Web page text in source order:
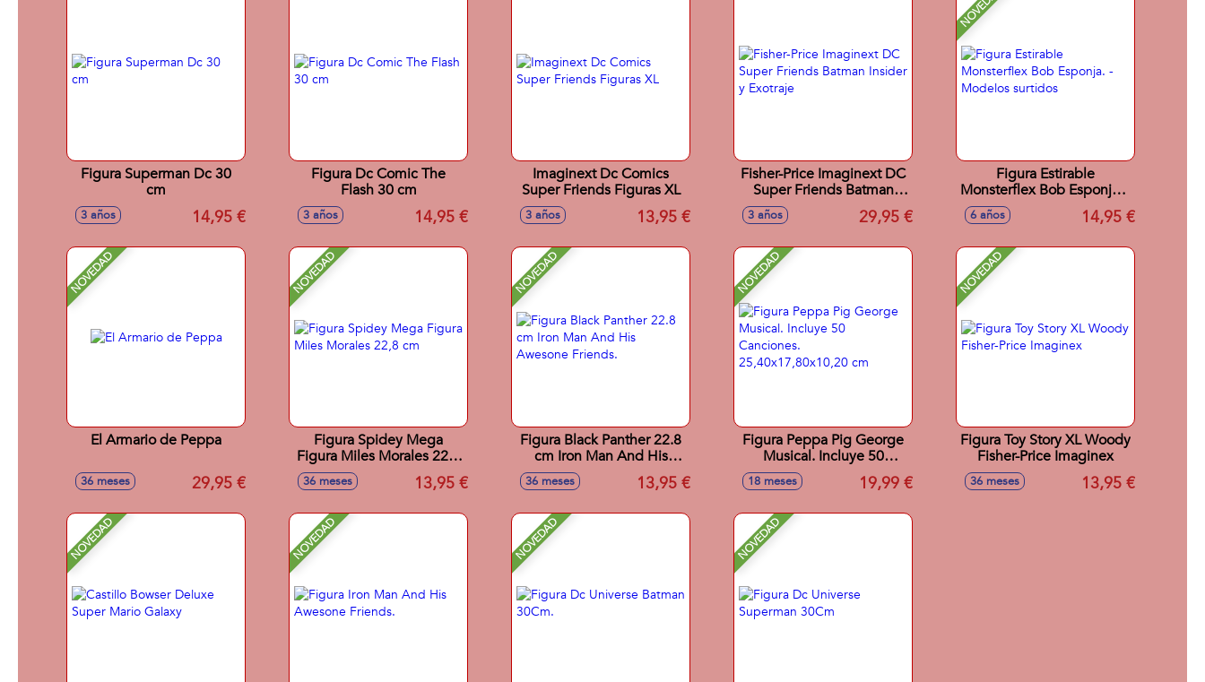
Figura Superman Dc 30
cm
3 años 14,95 €
Figura Dc Comic The
Flash 30 cm
3 años 14,95 €
Imaginext Dc Comics
Super Friends Figuras XL
3 años 13,95 €
Fisher-Price Imaginext DC
Super Friends Batman
Insider y Exotraje
3 años 29,95 €
Figura Estirable
Monsterflex Bob Esponja. -
Modelos surtidos
6 años 14,95 €
NOVEDAD
El Armario de Peppa
36 meses 29,95 €
NOVEDAD
Figura Spidey Mega
Figura Miles Morales 22,8
36 meses 13,95 €
NOVEDAD
Figura Black Panther 22.8
cm Iron Man And His
Awesone Friends.
36 meses 13,95 €
NOVEDAD
Figura Peppa Pig George
Musical. Incluye 50
Canciones.
25,40x17,80x10,20 cm
18 meses 19,99 €
NOVEDAD
Figura Toy Story XL Woody
Fisher-Price Imaginex
36 meses 13,95 €
NOVEDAD NOVEDAD NOVEDAD NOVEDAD